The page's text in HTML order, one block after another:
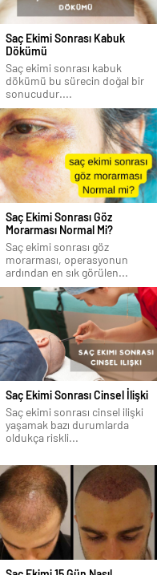
Saç Ekimi Sonrası Kabuk
Dökümü
Saç ekimi sonrası kabuk
dökümü bu sürecin doğal bir
sonucudur....
Saç Ekimi Sonrası Göz
Morarması Normal Mi?
Saç ekimi sonrası göz
morarması, operasyonun
ardından en sık görülen...
Saç Ekimi Sonrası Cinsel İlişki
Saç ekimi sonrası cinsel ilişki
yaşamak bazı durumlarda
oldukça riskli...